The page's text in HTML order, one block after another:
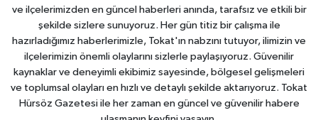
ve ilçelerimizden en güncel haberleri anında, tarafsız ve etkili bir
şekilde sizlere sunuyoruz. Her gün titiz bir çalışma ile
hazırladığımız haberlerimizle, Tokat'ın nabzını tutuyor, ilimizin ve
ilçelerimizin önemli olaylarını sizlerle paylaşıyoruz. Güvenilir
kaynaklar ve deneyimli ekibimiz sayesinde, bölgesel gelişmeleri
ve toplumsal olayları en hızlı ve detaylı şekilde aktarıyoruz. Tokat
Hürsöz Gazetesi ile her zaman en güncel ve güvenilir habere